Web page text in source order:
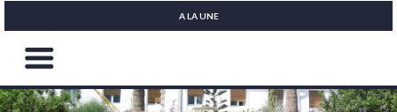
A LA UNE